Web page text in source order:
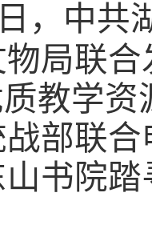
，中共
局联合
教学
部联
书院